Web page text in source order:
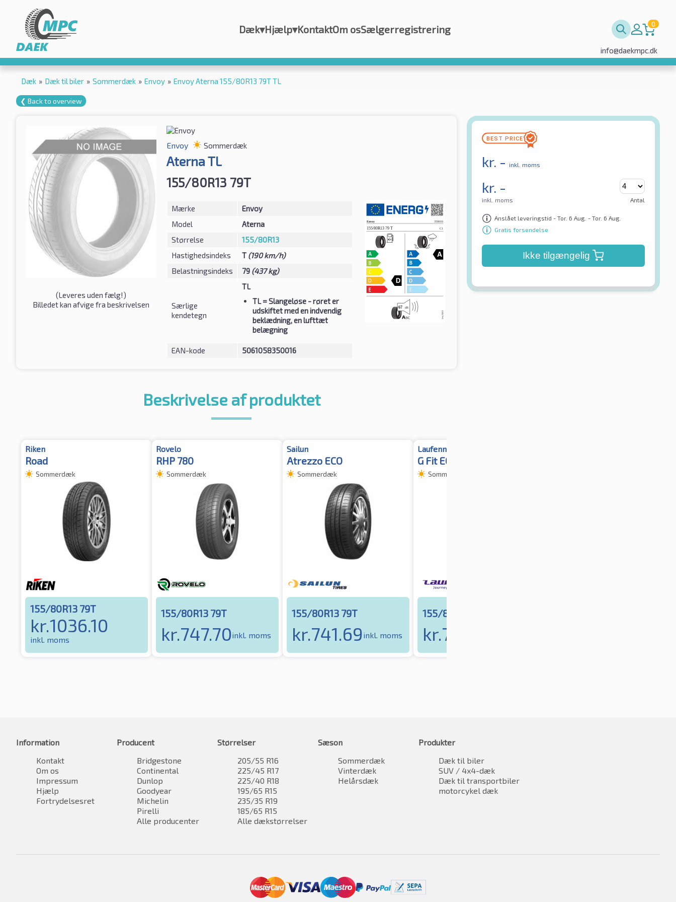
Dæk▾Hjælp▾KontaktOm osSælgerregistrering 0
info@daekmpc.dk
Dæk » Dæk til biler » Sommerdæk » Envoy » Envoy Aterna 155/80R13 79T TL
❮ Back to overview
(Leveres uden fælg!)
Billedet kan afvige fra beskrivelsen
Envoy Sommerdæk
Aterna TL
155/80R13 79T
Mærke
Envoy
Model
Aterna
Størrelse
155/80R13
Hastighedsindeks
T (190 km/h)
Belastningsindeks
79 (437 kg)
Særlige
kendetegn
TL
TL= Slangeløse - røret er
udskiftet med en indvendig
beklædning, en lufttæt
belægning
EAN-kode 5061058350016
kr. - inkl. moms
kr. -
inkl. moms Antal
Anslået leveringstid - Tor. 6 Aug. - Tor. 6 Aug.
Gratis forsendelse
Ikke tilgængelig
Beskrivelse af produktet
Riken
Road
Sommerdæk
155/80R13 79T
kr.1036.10
inkl. moms
Rovelo
RHP 780
Sommerdæk
155/80R13 79T
kr.747.70inkl. moms
Sailun
Atrezzo ECO
Sommerdæk
155/80R13 79T
kr.741.69inkl. moms
Laufenn
G Fit EQ+ LK41
Sommerdæk
155/80R13 79T
kr.702.56
Information
Kontakt
Om os
Impressum
Hjælp
Fortrydelsesret
Producent
Bridgestone
Continental
Dunlop
Goodyear
Michelin
Pirelli
Alle producenter
Størrelser
205/55 R16
225/45 R17
225/40 R18
195/65 R15
235/35 R19
185/65 R15
Alle dækstørrelser
Sæson
Sommerdæk
Vinterdæk
Helårsdæk
Produkter
Dæk til biler
SUV / 4x4-dæk
Dæk til transportbiler
motorcykel dæk